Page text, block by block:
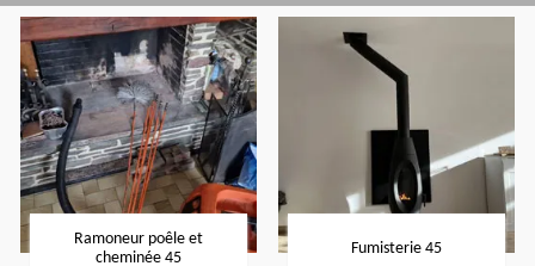
Ramoneur poêle et
cheminée 45
Fumisterie 45